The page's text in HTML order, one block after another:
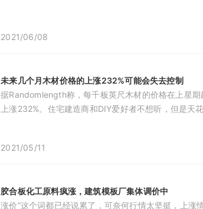
2021/06/08
未来几个月木材价格的上涨232%可能会失去控制
据Randomlength称，每千板英尺木材的价格在上星
上涨232%。住宅建造商和DIY爱好者不想听，但是天
2021/05/11
胶合板化工原料疯涨，建筑模板厂集体调价中
涨价”这个词都已经说累了，可奈何行情太坚挺，上